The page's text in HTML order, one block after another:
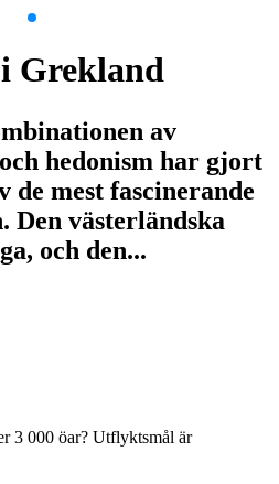
Grekland
av
hedonism har gjort
mest fascinerande
Den västerländska
och den...
3 000 öar? Utflyktsmål är